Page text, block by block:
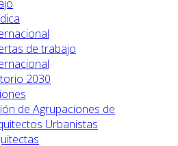
de trabajo
2030
de Agrupaciones de
Urbanistas